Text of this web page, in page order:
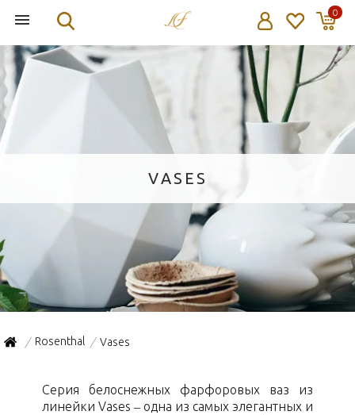
0
VASES
/ Rosenthal / Vases
Серия белоснежных фарфоровых ваз из
линейки Vases – одна из самых элегантных и